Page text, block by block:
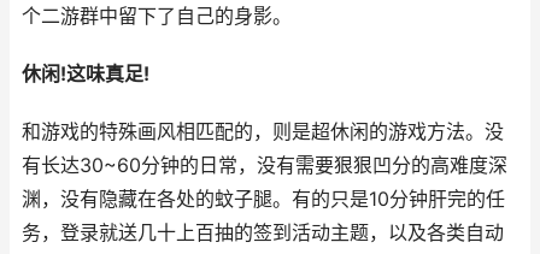
个二游群中留下了自己的身影。
休闲!这味真足!
和游戏的特殊画风相匹配的，则是超休闲的游戏方法。没
有长达30~60分钟的日常，没有需要狠狠凹分的高难度深
渊，没有隐藏在各处的蚊子腿。有的只是10分钟肝完的任
务，登录就送几十上百抽的签到活动主题，以及各类自动